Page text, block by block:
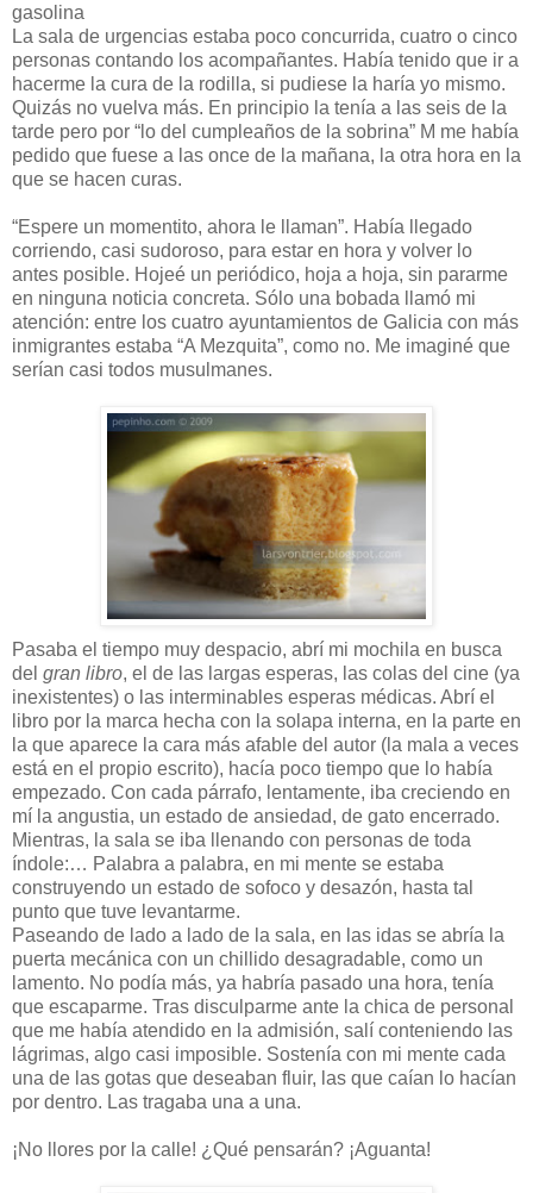
gasolina
La sala de urgencias estaba poco concurrida, cuatro o cinco
personas contando los acompañantes. Había tenido que ir a
hacerme la cura de la rodilla, si pudiese la haría yo mismo.
Quizás no vuelva más. En principio la tenía a las seis de la
tarde pero por “lo del cumpleaños de la sobrina” M me había
pedido que fuese a las once de la mañana, la otra hora en la
que se hacen curas.
“Espere un momentito, ahora le llaman”. Había llegado
corriendo, casi sudoroso, para estar en hora y volver lo
antes posible. Hojeé un periódico, hoja a hoja, sin pararme
en ninguna noticia concreta. Sólo una bobada llamó mi
atención: entre los cuatro ayuntamientos de Galicia con más
inmigrantes estaba “A Mezquita”, como no. Me imaginé que
serían casi todos musulmanes.
Pasaba el tiempo muy despacio, abrí mi mochila en busca
del gran libro, el de las largas esperas, las colas del cine (ya
inexistentes) o las interminables esperas médicas. Abrí el
libro por la marca hecha con la solapa interna, en la parte en
la que aparece la cara más afable del autor (la mala a veces
está en el propio escrito), hacía poco tiempo que lo había
empezado. Con cada párrafo, lentamente, iba creciendo en
mí la angustia, un estado de ansiedad, de gato encerrado.
Mientras, la sala se iba llenando con personas de toda
índole:… Palabra a palabra, en mi mente se estaba
construyendo un estado de sofoco y desazón, hasta tal
punto que tuve levantarme.
Paseando de lado a lado de la sala, en las idas se abría la
puerta mecánica con un chillido desagradable, como un
lamento. No podía más, ya habría pasado una hora, tenía
que escaparme. Tras disculparme ante la chica de personal
que me había atendido en la admisión, salí conteniendo las
lágrimas, algo casi imposible. Sostenía con mi mente cada
una de las gotas que deseaban fluir, las que caían lo hacían
por dentro. Las tragaba una a una.
¡No llores por la calle! ¿Qué pensarán? ¡Aguanta!